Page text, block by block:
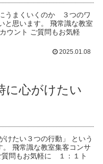
うまくいくのか ３つのワ
と思います。 飛常識な教室
ウント ご質問もお気軽
2025.01.08
に心がけたい
けたい３つの行動」 という
。 飛常識な教室集客コンサ
質問もお気軽に １：１ト